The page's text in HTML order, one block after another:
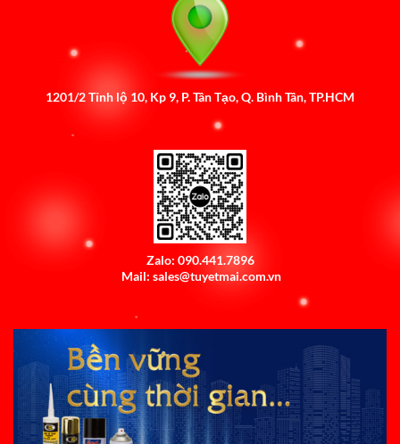
1201/2 Tỉnh lộ 10, Kp 9, P. Tân Tạo, Q. Bình Tân, TP.HCM
Zalo: 090.441.7896
Mail: sales@tuyetmai.com.vn